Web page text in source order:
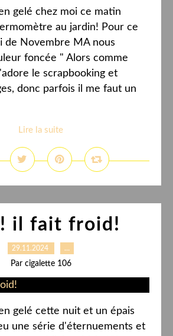
gelé chez moi ce matin
au jardin! Pour ce
de Novembre MA nous
foncée " Alors comme
le scrapbooking et
donc parfois il me faut un
Lire la suite
il fait froid!
29.11.2024 …
Par cigalette 106
gelé cette nuit et un épais
une série d'éternuements et